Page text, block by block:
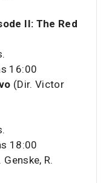
II: The Red
16:00
(Dir. Victor
18:00
Genske, R.